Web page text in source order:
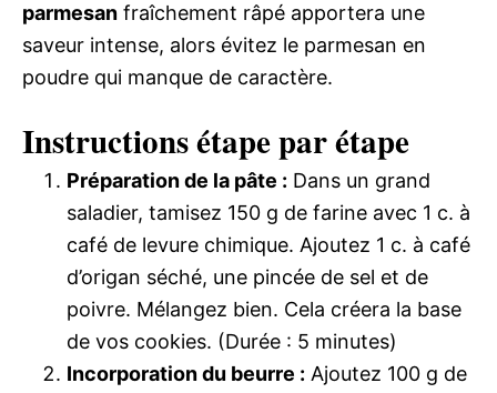
parmesan fraîchement râpé apportera une
saveur intense, alors évitez le parmesan en
poudre qui manque de caractère.
Instructions étape par étape
Préparation de la pâte : Dans un grand
saladier, tamisez 150 g de farine avec 1 c. à
café de levure chimique. Ajoutez 1 c. à café
d’origan séché, une pincée de sel et de
poivre. Mélangez bien. Cela créera la base
de vos cookies. (Durée : 5 minutes)
Incorporation du beurre : Ajoutez 100 g de